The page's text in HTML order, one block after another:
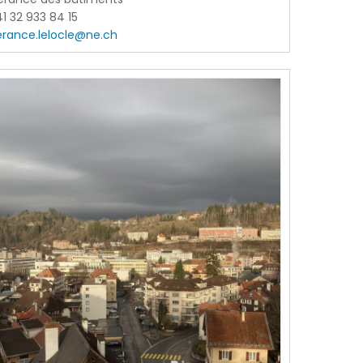
32 933 84 15